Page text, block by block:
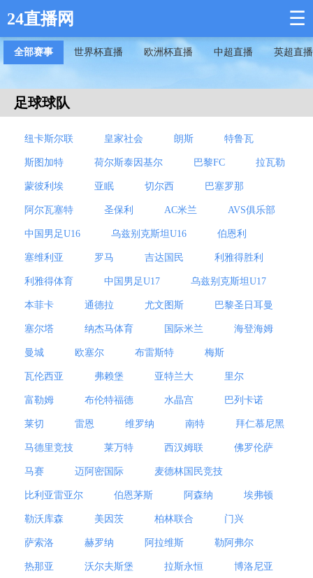
24直播网 ☰
全部赛事 世界杯直播 欧洲杯直播 中超直播 英超直播
足球球队
纽卡斯尔联 皇家社会 朗斯 特鲁瓦
斯图加特 荷尔斯泰因基尔 巴黎FC 拉瓦勒
蒙彼利埃 亚眠 切尔西 巴塞罗那
阿尔瓦塞特 圣保利 AC米兰 AVS俱乐部
中国男足U16 乌兹别克斯坦U16 伯恩利
塞维利亚 罗马 吉达国民 利雅得胜利
利雅得体育 中国男足U17 乌兹别克斯坦U17
本菲卡 通德拉 尤文图斯 巴黎圣日耳曼
塞尔塔 纳杰马体育 国际米兰 海登海姆
曼城 欧塞尔 布雷斯特 梅斯
瓦伦西亚 弗赖堡 亚特兰大 里尔
富勒姆 布伦特福德 水晶宫 巴列卡诺
莱切 雷恩 维罗纳 南特 拜仁慕尼黑
马德里竞技 莱万特 西汉姆联 佛罗伦萨
马赛 迈阿密国际 麦德林国民竞技
比利亚雷亚尔 伯恩茅斯 阿森纳 埃弗顿
勒沃库森 美因茨 柏林联合 门兴
萨索洛 赫罗纳 阿拉维斯 勒阿弗尔
热那亚 沃尔夫斯堡 拉斯永恒 博洛尼亚